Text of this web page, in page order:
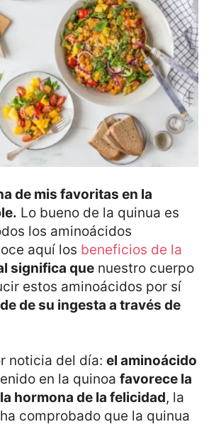
de mis favoritas en la
Lo bueno de la quinua es
los aminoácidos
aquí los beneficios de la
significa que nuestro cuerpo
estos aminoácidos por sí
de su ingesta a través de
noticia del día: el aminoácido
en la quinoa favorece la
hormona de la felicidad, la
comprobado que la quinua